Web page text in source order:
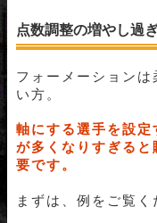
点数調整の増やし過
フォーメーション
い方。
軸にする選手を設
が多くなりすぎる
要です。
まずは、例をご覧く